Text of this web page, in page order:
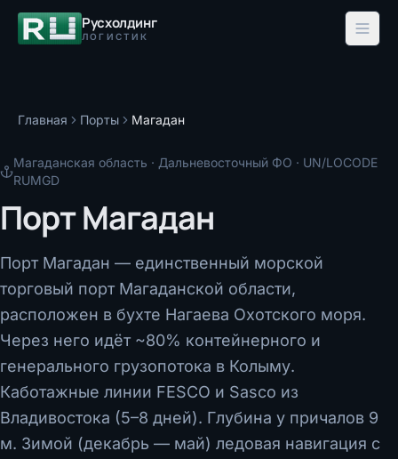
Русхолдинг
ЛОГИСТИК
Главная Порты Магадан
Магаданская область · Дальневосточный ФО · UN/LOCODE
RUMGD
Порт Магадан
Порт Магадан — единственный морской
торговый порт Магаданской области,
расположен в бухте Нагаева Охотского моря.
Через него идёт ~80% контейнерного и
генерального грузопотока в Колыму.
Каботажные линии FESCO и Sasco из
Владивостока (5–8 дней). Глубина у причалов 9
м. Зимой (декабрь — май) ледовая навигация с